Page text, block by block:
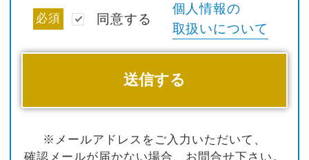
必須 同意する
個人情報の
取扱いについて
※メールアドレスをご入力いただいて、
確認メールが届かない場合、お問合せ下さい。